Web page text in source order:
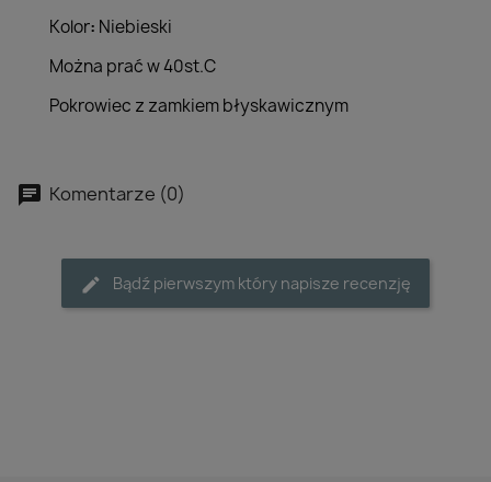
Kolor: Niebieski
Można prać w 40st.C
Pokrowiec z zamkiem błyskawicznym
Komentarze (0)
Bądź pierwszym który napisze recenzję